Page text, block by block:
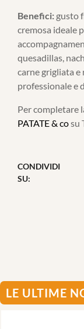
Benefici: gusto
cremosa ideale
quesadillas,
carne grigliata
professionale e
Per completare
PATATE & cosu
CONDIVIDI
SU:
LE ULTIME